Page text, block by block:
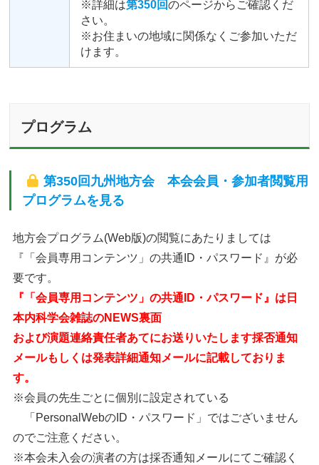
※詳細は第350回のページからご確認くだ
さい。
※お住まいの地域に関係なくご参加いただ
けます。
プログラム
第350回九州地方会 本会会員・参加者閲覧用
プログラムを見る
地方会プログラム(Web版)の閲覧にあたりましては
『「会員専用コンテンツ」の共通ID・パスワード』が必
要です。
『「会員専用コンテンツ」の共通ID・パスワード』は日
本内科学会雑誌のNEWS裏面
および演題連絡責任者あてにお送りいたします採否通知
メールもしくは発表詳細通知メールに記載しておりま
す。
※会員の先生ごとに個別に設定されている
「PersonalWebのID・パスワード」ではございません
のでご注意ください。
※本会未入会の演者の方は採否通知メールにてご確認く